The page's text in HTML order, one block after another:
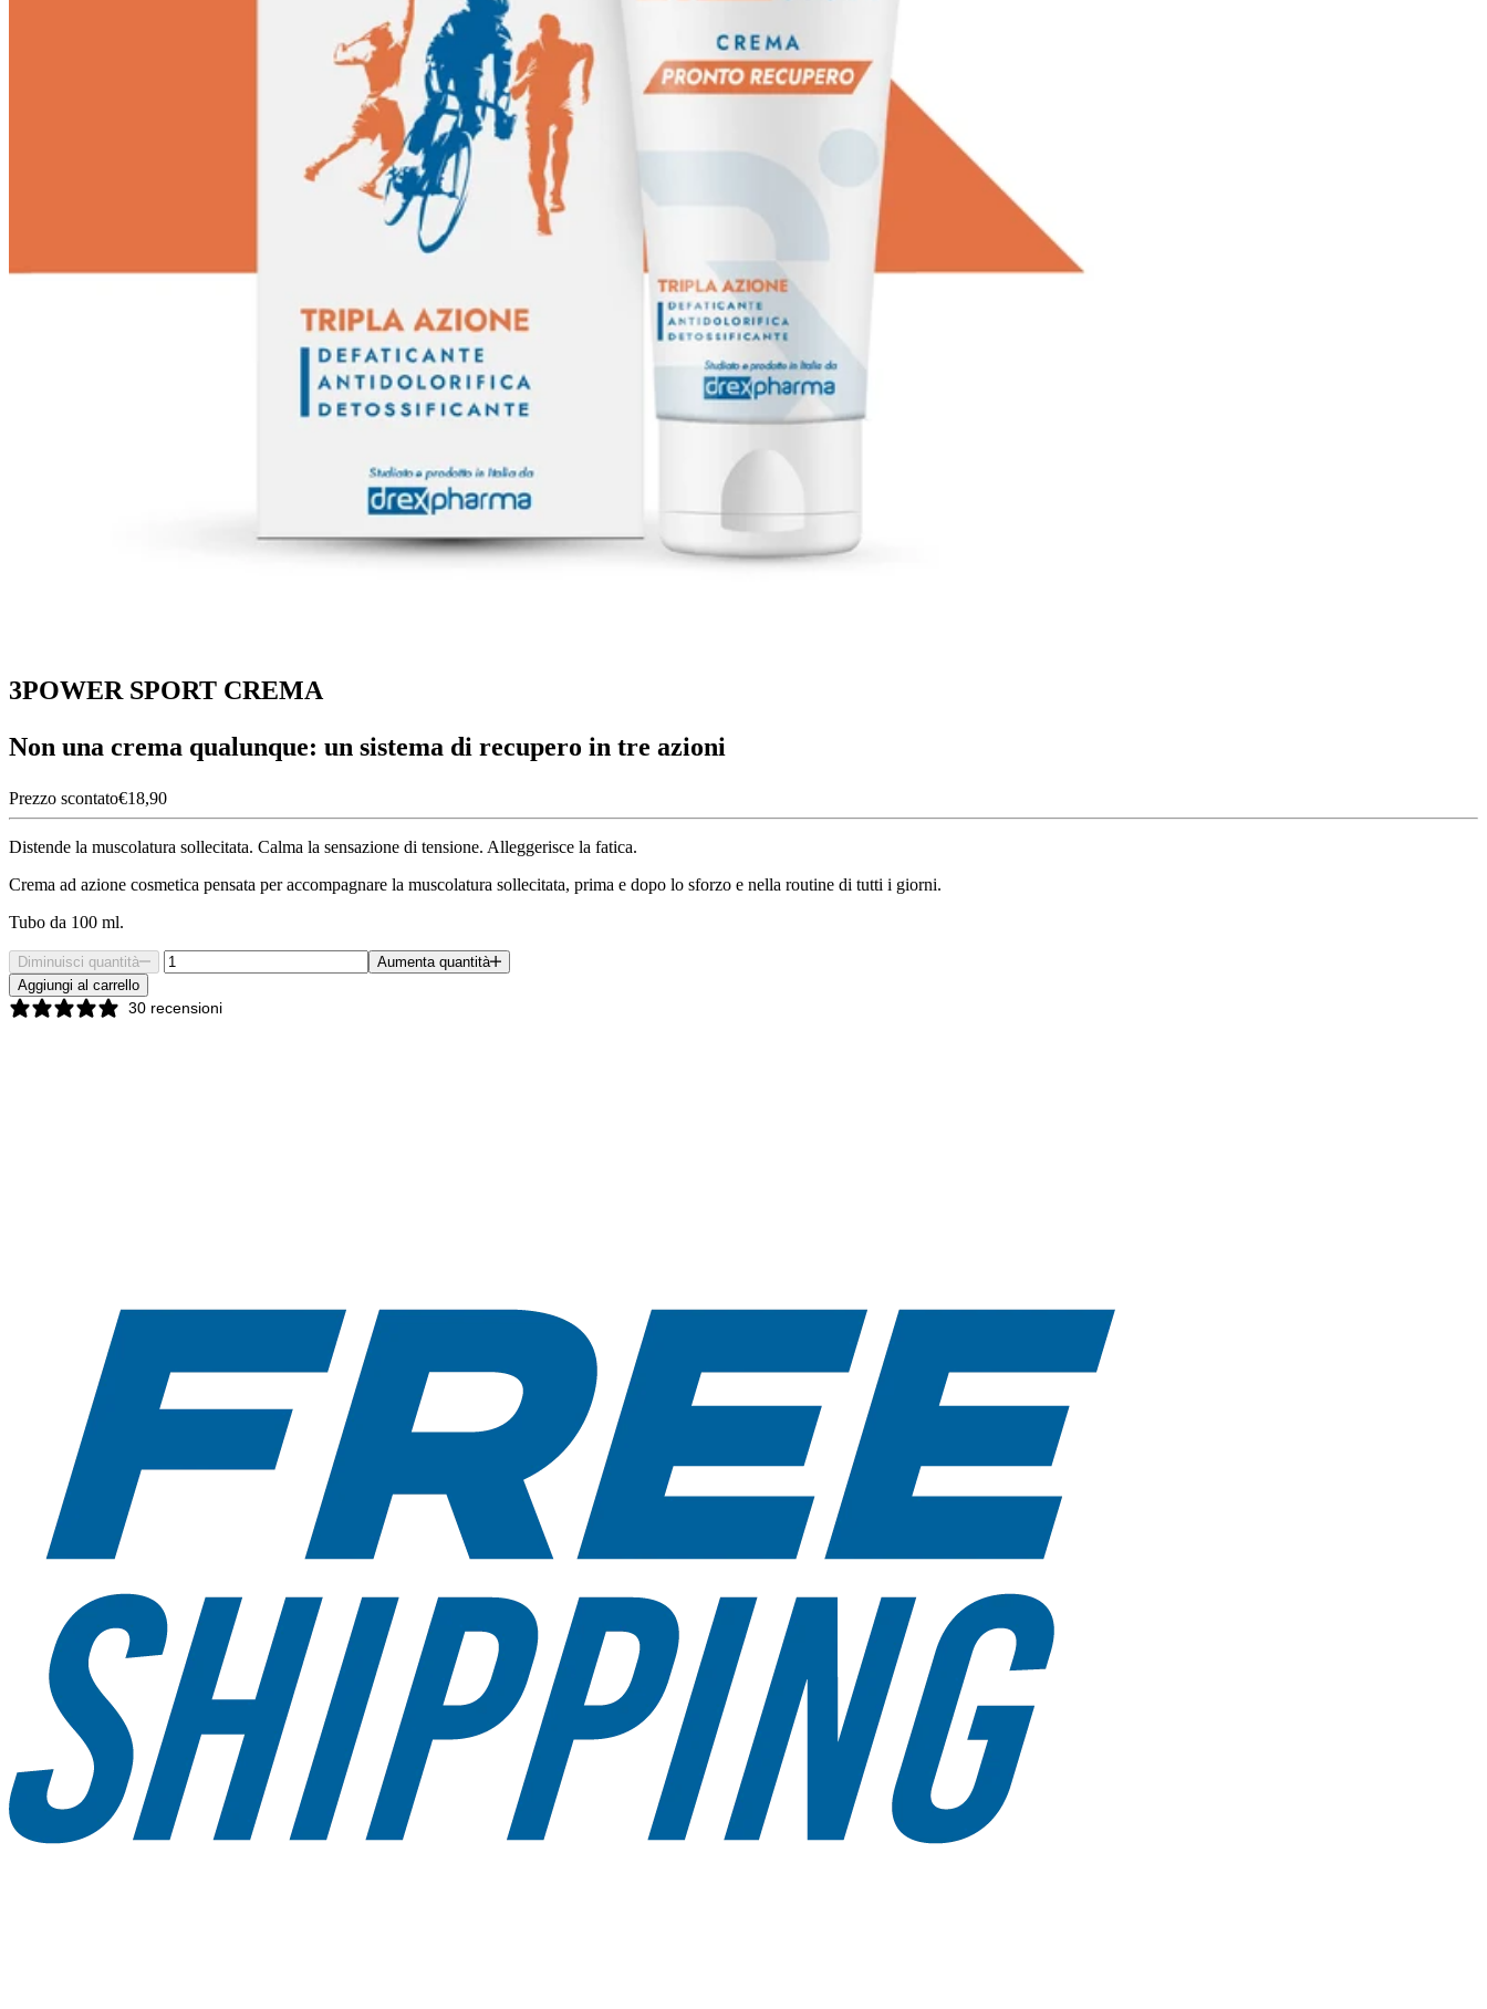
3POWER SPORT CREMA
Non una crema qualunque: un sistema di recupero in tre azioni
Prezzo scontato€18,90
Distende la muscolatura sollecitata. Calma la sensazione di tensione. Alleggerisce la fatica.
Crema ad azione cosmetica pensata per accompagnare la muscolatura sollecitata, prima e dopo lo sforzo e nella routine di tutti i giorni.
Tubo da 100 ml.
Diminuisci quantità
Aumenta quantità
Aggiungi al carrello
30 recensioni